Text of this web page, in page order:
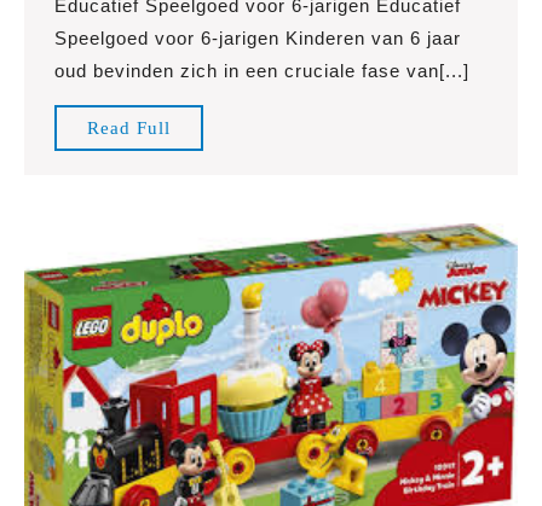
Educatief
Speelgoed
Educatief Speelgoed voor 6-jarigen Educatief
Speelgoed voor 6-jarigen Kinderen van 6 jaar
oud bevinden zich in een cruciale fase van[...]
Read Full
Full